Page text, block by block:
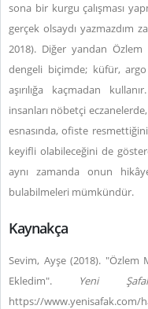
sona bir kurgu çalışması
gerçek olsaydı yazmazdım
2018). Diğer yandan
dengeli biçimde; küfür,
aşırılığa kaçmadan
insanları nöbetçi
esnasında, ofiste
keyifli olabileceğini de
aynı zamanda onun
bulabilmeleri mümkündür.
Kaynakça
Sevim, Ayşe (2018). "Özlem
Ekledim". Yeni
https://www.yenisafak.com/